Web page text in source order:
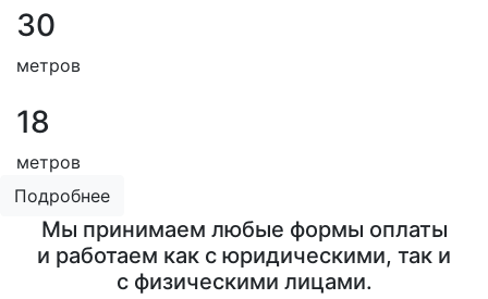
30
метров
18
метров
Подробнее
Мы принимаем любые формы оплаты
и работаем как с юридическими, так и
с физическими лицами.